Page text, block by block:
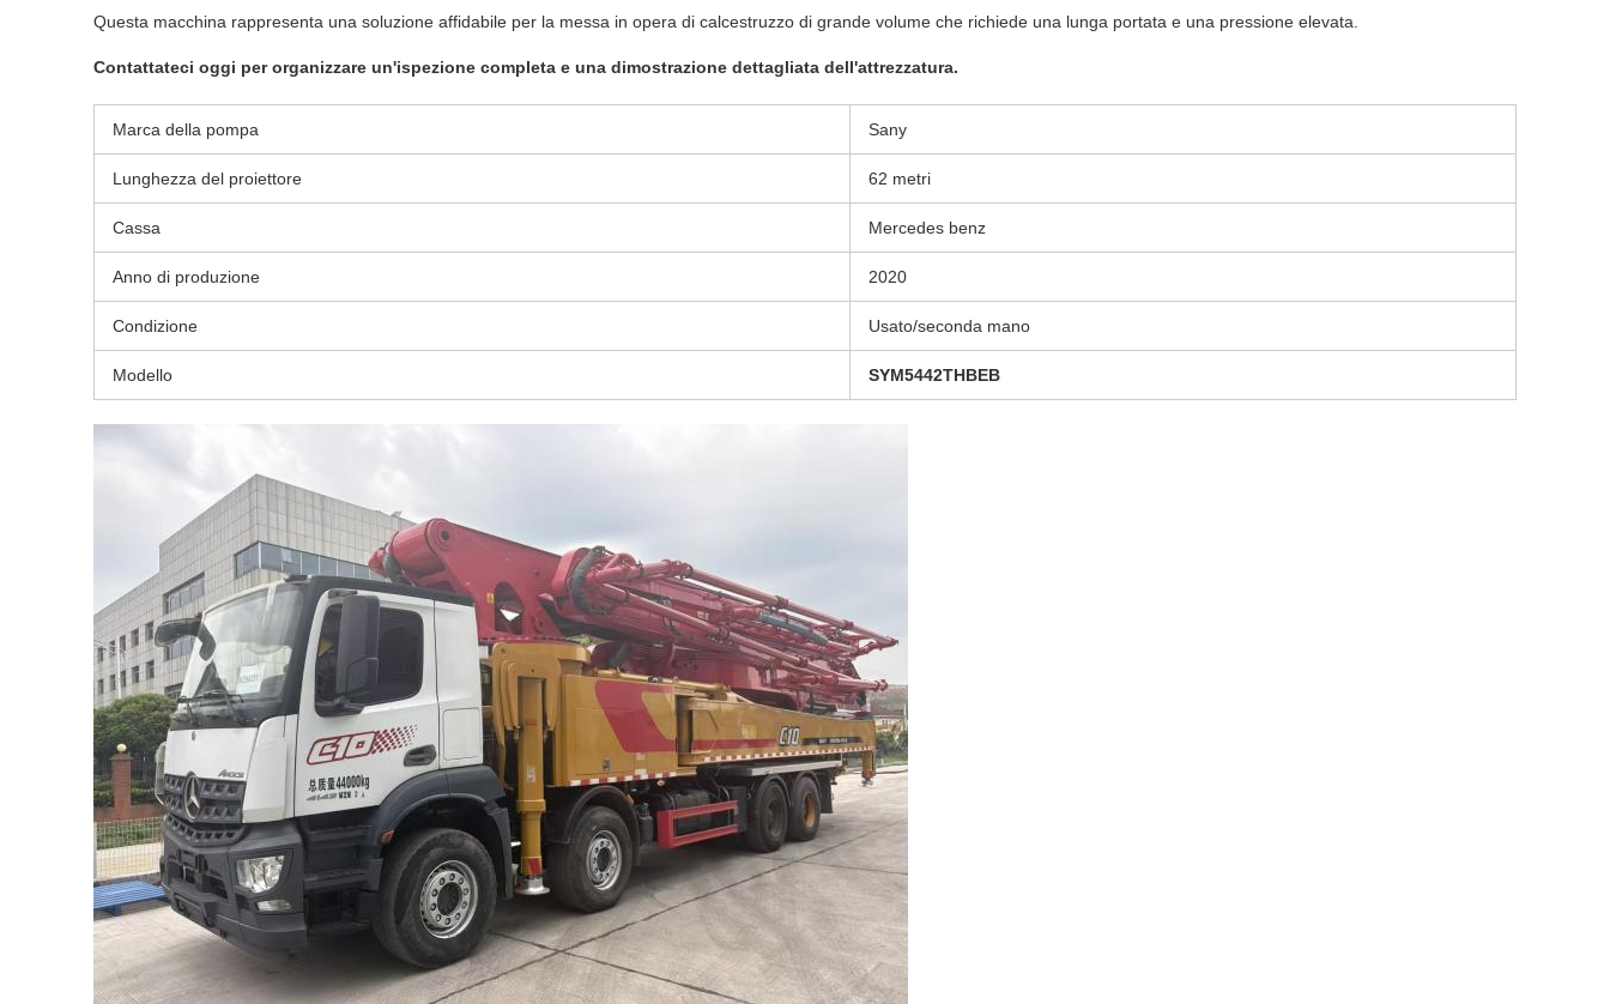
Questa macchina rappresenta una soluzione affidabile per la messa in opera di calcestruzzo di grande volume che richiede una lunga portata e una pressione elevata.
Contattateci oggi per organizzare un'ispezione completa e una dimostrazione dettagliata dell'attrezzatura.
Marca della pompa Sany
Lunghezza del proiettore 62 metri
Cassa Mercedes benz
Anno di produzione 2020
Condizione Usato/seconda mano
Modello SYM5442THBEB